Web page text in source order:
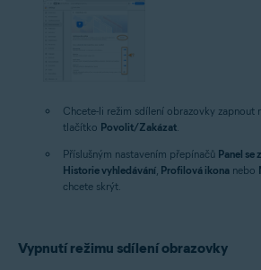
Chcete-li režim sdílení obrazovky zapnout
tlačítko Povolit/Zakázat.
Příslušným nastavením přepínačů Panel se
Historie vyhledávání, Profilová ikona nebo
chcete skrýt.
Vypnutí režimu sdílení obrazovky